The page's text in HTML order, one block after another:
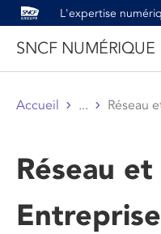
L'expertise
SNCF NUMÉRIQUE
Accueil ... Réseau
Réseau